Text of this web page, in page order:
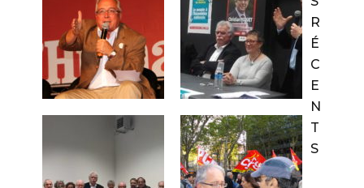
R
É
C
E
N
T
S